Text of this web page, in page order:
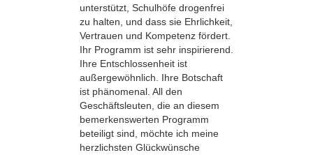
unterstützt, Schulhöfe drogenfrei
zu halten, und dass sie Ehrlichkeit,
Vertrauen und Kompetenz fördert.
Ihr Programm ist sehr inspirierend.
Ihre Entschlossenheit ist
außergewöhnlich. Ihre Botschaft
ist phänomenal. All den
Geschäftsleuten, die an diesem
bemerkenswerten Programm
beteiligt sind, möchte ich meine
herzlichsten Glückwünsche